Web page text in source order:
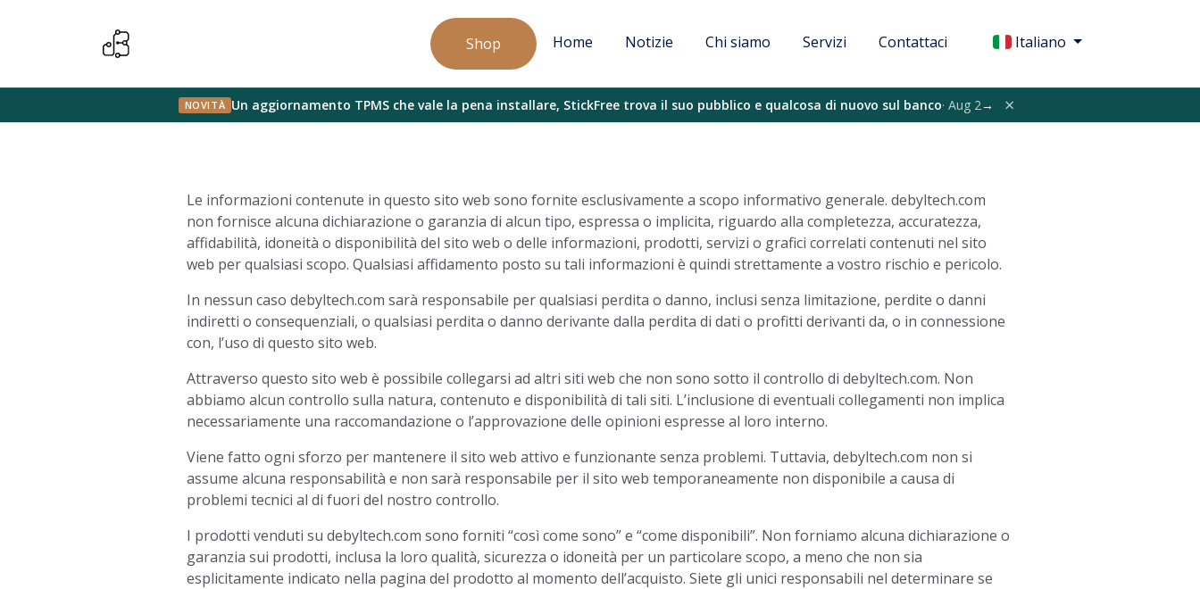
Shop Home Notizie Chi siamo Servizi Contattaci Italiano
NOVITÀ Un aggiornamento TPMS che vale la pena installare, StickFree trova il suo pubblico e qualcosa di nuovo sul banco· Aug 2→ ×
Disclaimer Legale
Le informazioni contenute in questo sito web sono fornite esclusivamente a scopo informativo generale. debyltech.com
non fornisce alcuna dichiarazione o garanzia di alcun tipo, espressa o implicita, riguardo alla completezza, accuratezza,
affidabilità, idoneità o disponibilità del sito web o delle informazioni, prodotti, servizi o grafici correlati contenuti nel sito
web per qualsiasi scopo. Qualsiasi affidamento posto su tali informazioni è quindi strettamente a vostro rischio e pericolo.
In nessun caso debyltech.com sarà responsabile per qualsiasi perdita o danno, inclusi senza limitazione, perdite o danni
indiretti o consequenziali, o qualsiasi perdita o danno derivante dalla perdita di dati o profitti derivanti da, o in connessione
con, l’uso di questo sito web.
Attraverso questo sito web è possibile collegarsi ad altri siti web che non sono sotto il controllo di debyltech.com. Non
abbiamo alcun controllo sulla natura, contenuto e disponibilità di tali siti. L’inclusione di eventuali collegamenti non implica
necessariamente una raccomandazione o l’approvazione delle opinioni espresse al loro interno.
Viene fatto ogni sforzo per mantenere il sito web attivo e funzionante senza problemi. Tuttavia, debyltech.com non si
assume alcuna responsabilità e non sarà responsabile per il sito web temporaneamente non disponibile a causa di
problemi tecnici al di fuori del nostro controllo.
I prodotti venduti su debyltech.com sono forniti “così come sono” e “come disponibili”. Non forniamo alcuna dichiarazione o
garanzia sui prodotti, inclusa la loro qualità, sicurezza o idoneità per un particolare scopo, a meno che non sia
esplicitamente indicato nella pagina del prodotto al momento dell’acquisto. Siete gli unici responsabili nel determinare se